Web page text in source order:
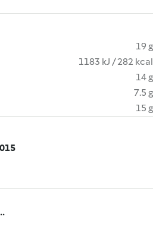
19 g
1183 kJ / 282 kcal
14 g
7.5 g
15 g